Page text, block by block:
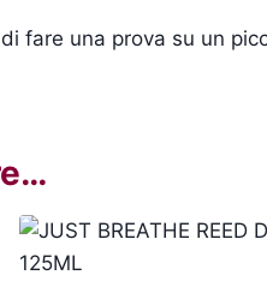
fare una prova su un